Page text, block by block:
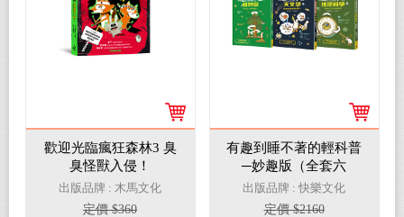
歡迎光臨瘋狂森林3 臭
臭怪獸入侵！
出版品牌 : 木馬文化
定價 $360
有趣到睡不著的輕科普
─妙趣版（全套六
冊）：自然、化學、生
物、植物、天文、地科
出版品牌 : 快樂文化
定價 $2160